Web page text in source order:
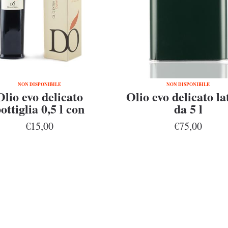
NON DISPONIBILE
evo delicato
0,5 l con
astuccio
€15,00
NON DISPONIBILE
Olio evo delicato
da 5 l
€75,00